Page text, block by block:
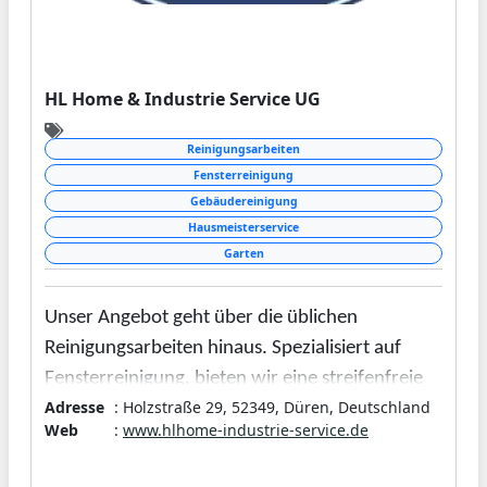
Dazu zählen unter anderem Fenstermontagen
und Türmontagen. Gerne geben wir Ihnen
weitere Informationen zu unseren
Tätigkeitsfeldern. Sprechen Sie uns darauf an!
HL Home & Industrie Service UG
Reinigungsarbeiten
Fensterreinigung
Gebäudereinigung
Hausmeisterservice
Garten
Unser Angebot geht über die üblichen
Reinigungsarbeiten hinaus. Spezialisiert auf
Fensterreinigung, bieten wir eine streifenfreie
und glanzvolle Sicht in jedes Zuhause und Büro.
Dabei legen wir großen Wert auf ökologische
Adresse : Holzstraße 29, 52349, Düren, Deutschland
Web
: www.hlhome-industrie-service.de